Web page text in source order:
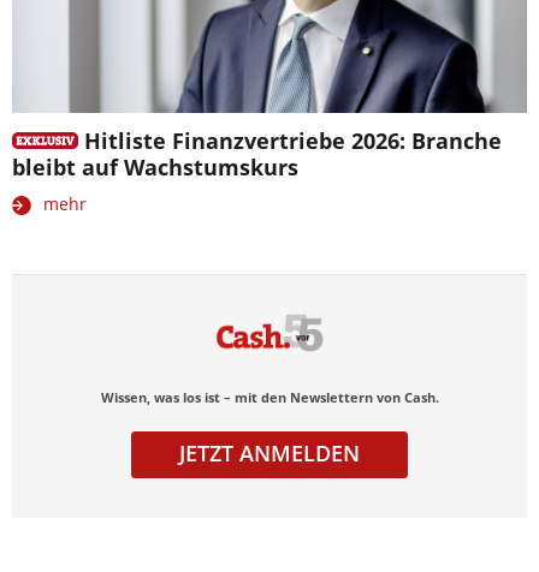
Hitliste Finanzvertriebe 2026: Branche
bleibt auf Wachstumskurs
mehr
Wissen, was los ist – mit den Newslettern von Cash.
JETZT ANMELDEN